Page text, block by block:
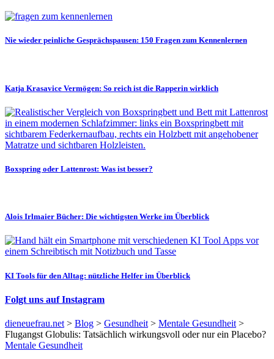
Nie wieder peinliche Gesprächspausen: 150 Fragen zum Kennenlernen
Katja Krasavice Vermögen: So reich ist die Rapperin wirklich
Boxspring oder Lattenrost: Was ist besser?
Alois Irlmaier Bücher: Die wichtigsten Werke im Überblick
KI Tools für den Alltag: nützliche Helfer im Überblick
Folgt uns auf Instagram
dieneuefrau.net > Blog > Gesundheit > Mentale Gesundheit >
Flugangst Globulis: Tatsächlich wirkungsvoll oder nur ein Placebo?
Mentale Gesundheit